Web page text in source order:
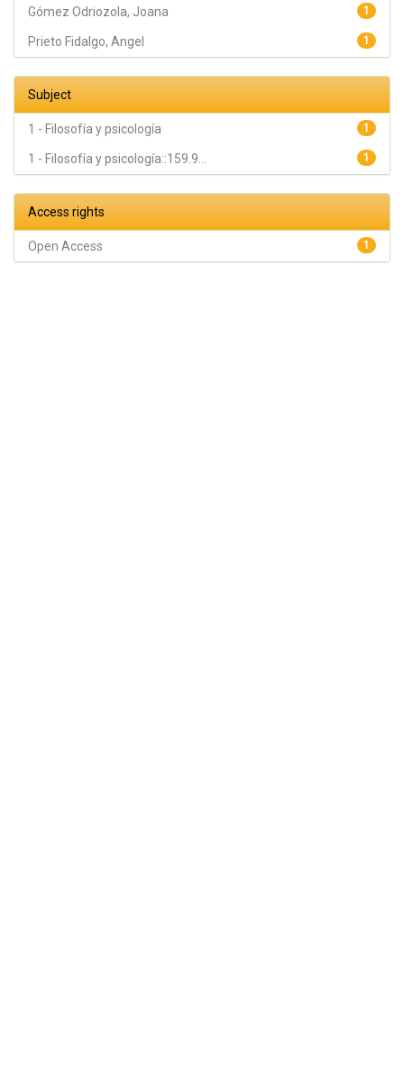
1
Gómez Odriozola, Joana
1
Prieto Fidalgo, Angel
Subject
1
1 - Filosofía y psicología
1
1 - Filosofía y psicología::159.9...
Access rights
1
Open Access